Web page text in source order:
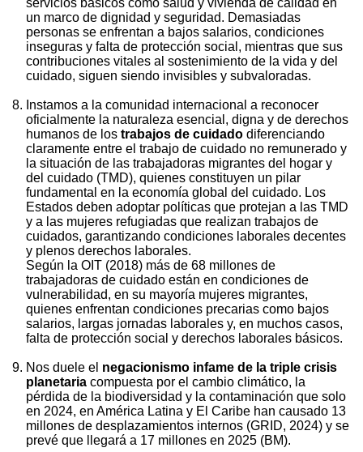
servicios básicos como salud y vivienda de calidad en
un marco de dignidad y seguridad. Demasiadas
personas se enfrentan a bajos salarios, condiciones
inseguras y falta de protección social, mientras que sus
contribuciones vitales al sostenimiento de la vida y del
cuidado, siguen siendo invisibles y subvaloradas.
Instamos a la comunidad internacional a reconocer
oficialmente la naturaleza esencial, digna y de derechos
humanos de los trabajos de cuidado diferenciando
claramente entre el trabajo de cuidado no remunerado y
la situación de las trabajadoras migrantes del hogar y
del cuidado (TMD), quienes constituyen un pilar
fundamental en la economía global del cuidado. Los
Estados deben adoptar políticas que protejan a las TMD
y a las mujeres refugiadas que realizan trabajos de
cuidados, garantizando condiciones laborales decentes
y plenos derechos laborales.
Según la OIT (2018) más de 68 millones de
trabajadoras de cuidado están en condiciones de
vulnerabilidad, en su mayoría mujeres migrantes,
quienes enfrentan condiciones precarias como bajos
salarios, largas jornadas laborales y, en muchos casos,
falta de protección social y derechos laborales básicos.
Nos duele el negacionismo infame de la triple crisis
planetaria compuesta por el cambio climático, la
pérdida de la biodiversidad y la contaminación que solo
en 2024, en América Latina y El Caribe han causado 13
millones de desplazamientos internos (GRID, 2024) y se
prevé que llegará a 17 millones en 2025 (BM).